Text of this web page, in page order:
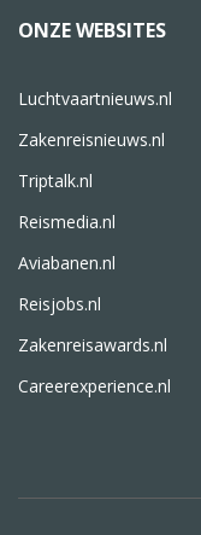
ONZE WEBSITES
Luchtvaartnieuws.nl
Zakenreisnieuws.nl
Triptalk.nl
Reismedia.nl
Aviabanen.nl
Reisjobs.nl
Zakenreisawards.nl
Careerexperience.nl